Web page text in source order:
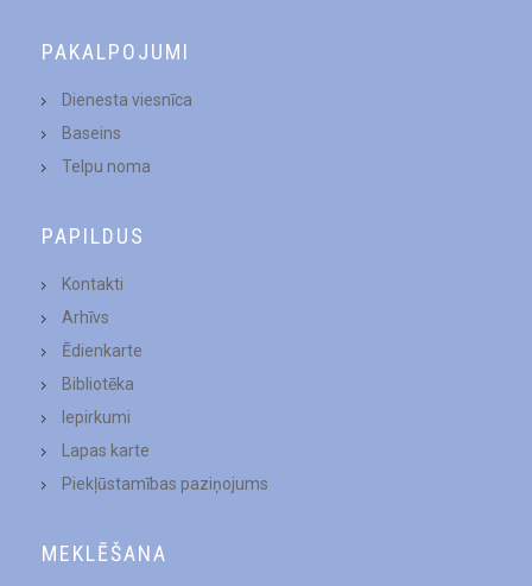
PAKALPOJUMI
Dienesta viesnīca
Baseins
Telpu noma
PAPILDUS
Kontakti
Arhīvs
Ēdienkarte
Bibliotēka
Iepirkumi
Lapas karte
Piekļūstamības paziņojums
MEKLĒŠANA